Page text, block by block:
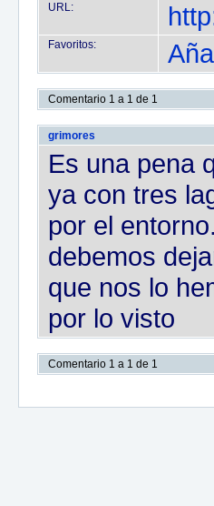
URL:
Favoritos:
Comentario 1 a 1 de 1
grimores
Es una pena
ya con tres
por el
debemos
que nos lo
por lo visto
Comentario 1 a 1 de 1